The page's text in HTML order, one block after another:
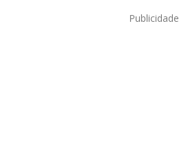
Publicidade